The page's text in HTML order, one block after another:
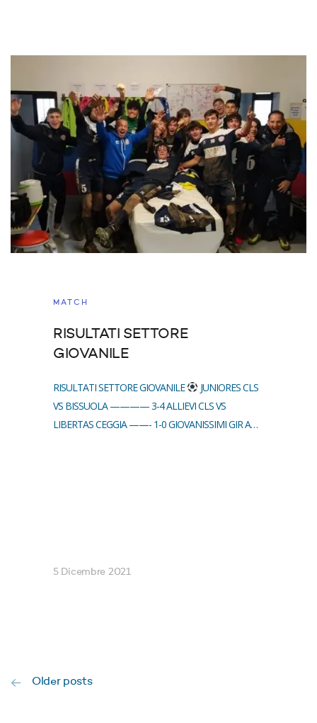
MATCH
RISULTATI SETTORE
GIOVANILE
RISULTATI SETTORE GIOVANILE
JUNIORES CLS
VS BISSUOLA ———— 3-4 ALLIEVI CLS VS
LIBERTAS CEGGIA ——- 1-0 GIOVANISSIMI GIR A…
5 Dicembre 2021
Older posts